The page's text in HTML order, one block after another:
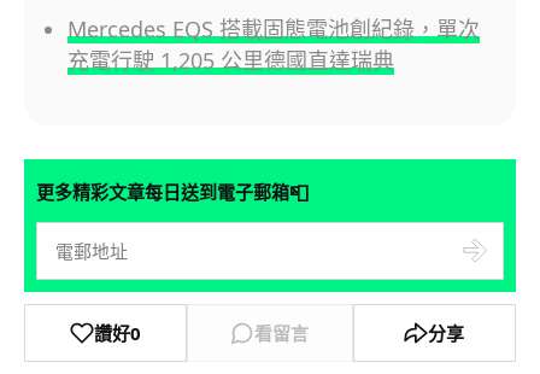
Mercedes EQS 搭載固態電池創紀錄，單次
充電行駛 1,205 公里德國直達瑞典
更多精彩文章每日送到電子郵箱📮
讚好0 看留言 分享